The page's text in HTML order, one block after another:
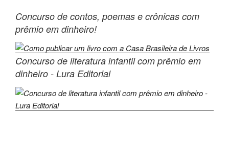
Concurso de contos, poemas e crônicas com
prêmio em dinheiro!
Concurso de literatura infantil com prêmio em
dinheiro - Lura Editorial